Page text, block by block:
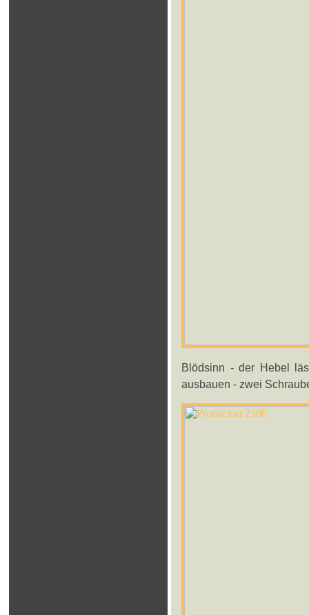
Blödsinn - der Hebel
ausbauen - zwei